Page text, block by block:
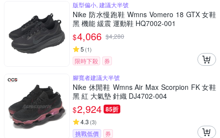
版型偏小, 建議大半號
Nike 防水慢跑鞋 Wmns Vomero 18 GTX 女鞋
黑 機能 緩震 運動鞋 HQ7002-001
$4,066 $4,280
5 (1)
限時下殺
券
腳寬者建議大半號
Nike 休閒鞋 Wmns Air Max Scorpion FK 女鞋
黑 紅 大氣墊 針織 DJ4702-004
$2,924 85折
4.3 (3)
挑戰低價 券